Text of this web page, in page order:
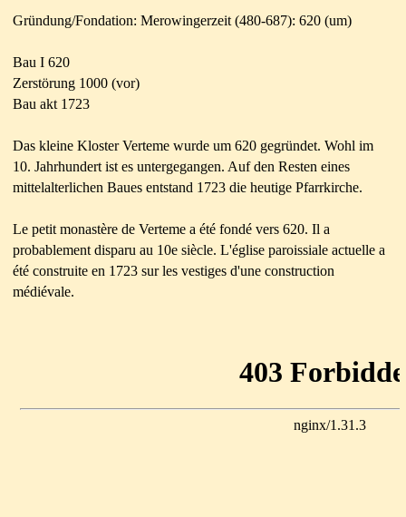
Gründung/Fondation: Merowingerzeit (480-687): 620 (um)
Bau I 620
Zerstörung 1000 (vor)
Bau akt 1723
Das kleine Kloster Verteme wurde um 620 gegründet. Wohl im
10. Jahrhundert ist es untergegangen. Auf den Resten eines
mittelalterlichen Baues entstand 1723 die heutige Pfarrkirche.
Le petit monastère de Verteme a été fondé vers 620. Il a
probablement disparu au 10e siècle. L'église paroissiale actuelle a
été construite en 1723 sur les vestiges d'une construction
médiévale.